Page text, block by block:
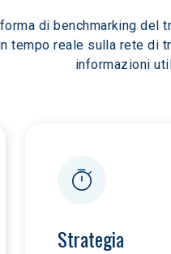
di benchmarking del
tempo reale sulla rete di
informazioni
Strategia